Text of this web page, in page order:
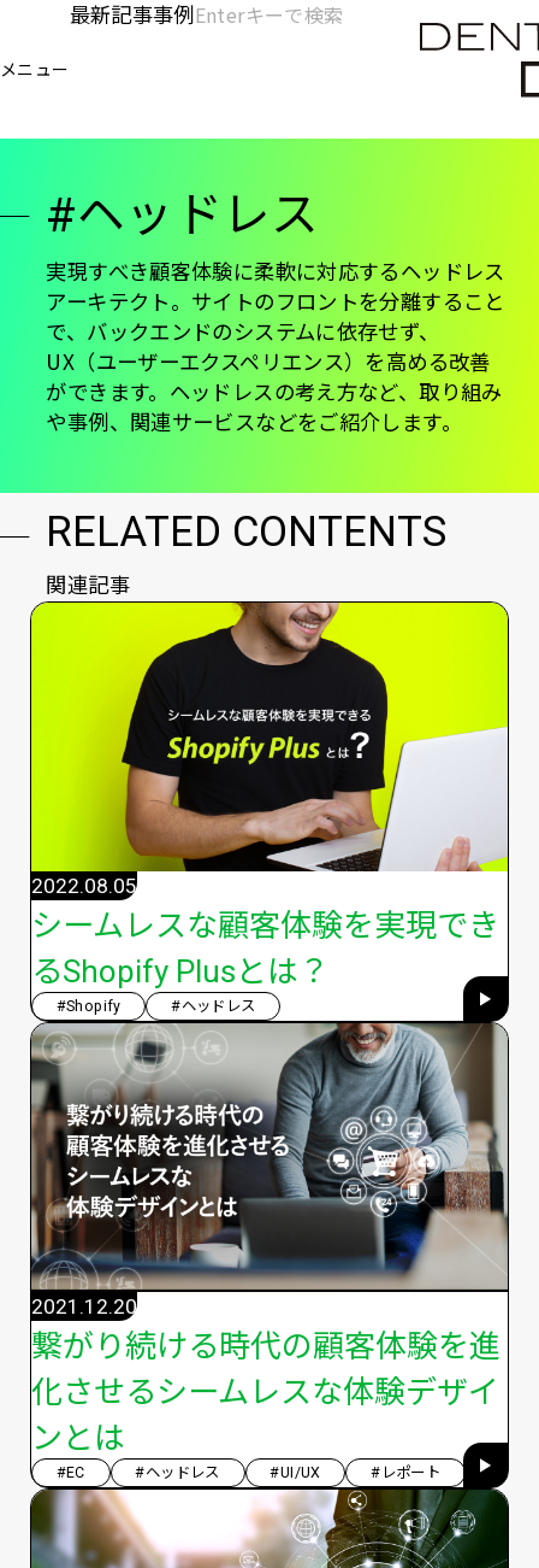
ン
ン
メニュー
[KC]
ー
-
メ
イ
ン
最新記事事例
検
索
#ヘッドレス
実現すべき顧客体験に柔軟に対応するヘッドレス
アーキテクト。サイトのフロントを分離すること
で、バックエンドのシステムに依存せず、
UX（ユーザーエクスペリエンス）を高める改善
ができます。ヘッドレスの考え方など、取り組み
や事例、関連サービスなどをご紹介します。
RELATED CONTENTS
関連記事
シームレスな顧客体験を実現でき
るShopify Plusとは？
2022.08.05
#Shopify #ヘッドレス
繋がり続ける時代の顧客体験を進
化させるシームレスな体験デザイ
ンとは
2021.12.20
#EC #ヘッドレス #UI/UX #レポート